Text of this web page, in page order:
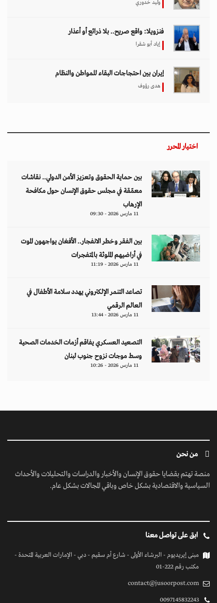
وليد خدوري
فنزويلا: واقع صريح.. بلا ذرائع أو أعذار
إياد أبو شقرا
إيران بين احتجاجات البقاء للمواطن والنظام
هدى رؤوف
اختيار المحرر
بين حماية الحقوق وتعزيز الأمن الدولي.. نقاشات
معمّقة في مجلس حقوق الإنسان حول مكافحة
الإرهاب
11 مارس 2026 - 09:30
بين الفقر وخطر الانفجار.. الأفغان يواجهون الموت
في أراضيهم الملوثة بالمتفجرات
11 مارس 2026 - 11:19
تصاعد التنمر الإلكتروني يهدد سلامة الأطفال في
العالم الرقمي
11 مارس 2026 - 13:44
التصعيد العسكري يفاقم أزمات الخدمات الصحية
وسط موجات نزوح جنوب لبنان
11 مارس 2026 - 10:26
من نحن
منصة تهتم بقضايا حقوق الإنسان والأخبار والدراسات والتحليلات والأحداث
السياسية والاقتصادية بشكل خاص وباقي المجالات بشكل عام.
ابق على تواصل معنا
مبنى إيريديوم - البرشاء الأولى - شارع أم سقيم - دبي - الإمارات العربية المتحدة -
مكتب رقم 222-01
contact@jusoorpost.com
0097145832243